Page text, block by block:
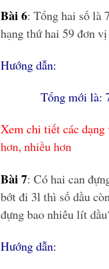
Bài 6: Tổng hai số là
hạng thứ hai 59
Hướng dẫn:
Tổng mới là:
Xem chi tiết các
hơn, nhiều hơn
Bài 7: Có hai can
bớt đi 3l thì số dầu
đựng bao nhiêu lít
Hướng dẫn: